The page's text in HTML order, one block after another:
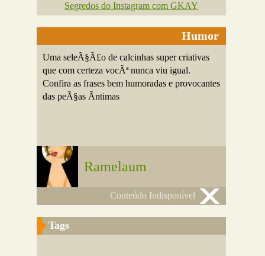
Segredos do Instagram com GKAY
Humor
Uma seleÃ§Ã£o de calcinhas super criativas
que com certeza vocÃª nunca viu igual.
Confira as frases bem humoradas e provocantes
das peÃ§as Ã­ntimas
Ramelaum
Conteúdo Indisponível
Tags